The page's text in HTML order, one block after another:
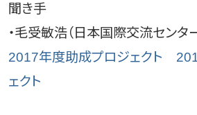
聞き手
・毛受敏浩（日本国際交流セン
2017年度助成プロジェクト
ェクト